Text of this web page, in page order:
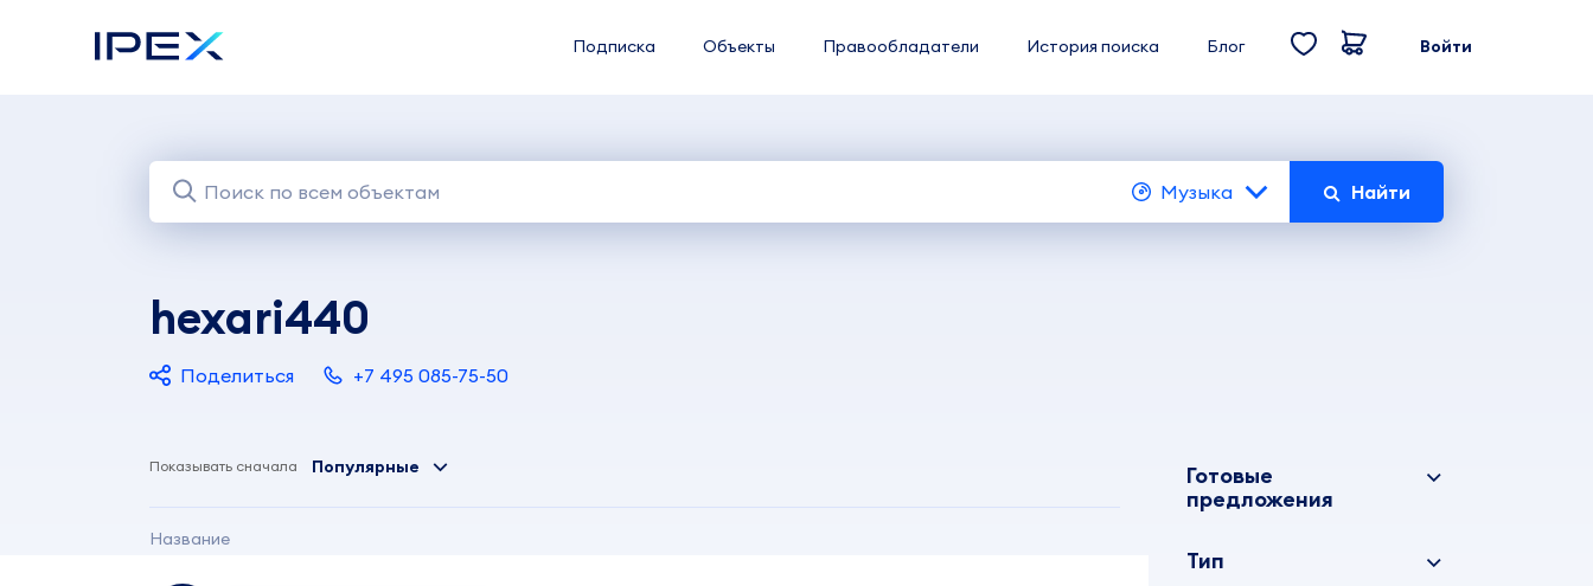
Подписка Объекты Правообладатели История поиска Блог Войти
Музыка Найти
hexari440
Поделиться +7 495 085-75-50
Показывать сначала Популярные
Название
Готовые
предложения
Тип